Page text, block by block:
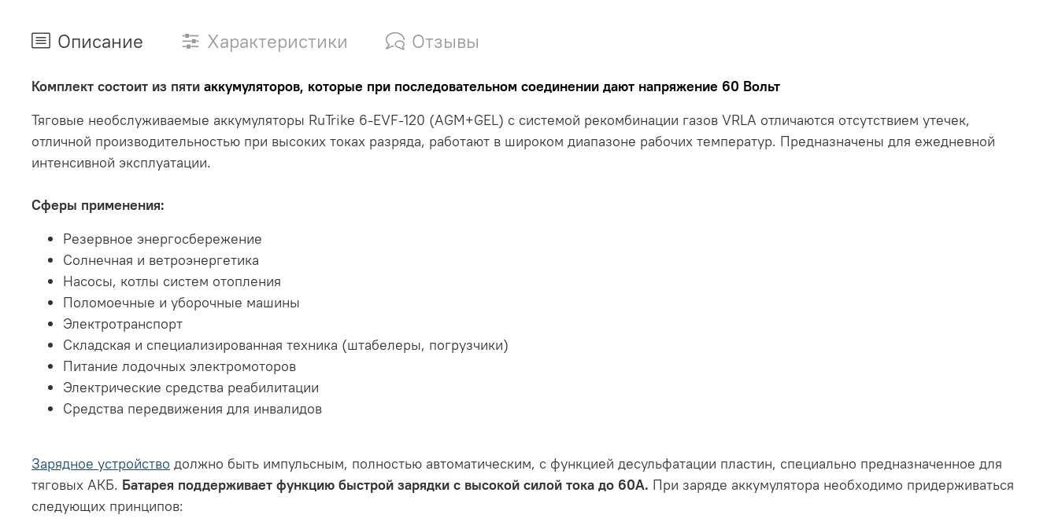
Описание Характеристики Отзывы
Комплект состоит из пяти аккумуляторов, которые при последовательном соединении дают напряжение 60 Вольт
Тяговые необслуживаемые аккумуляторы RuTrike 6-EVF-120 (AGM+GEL) с системой рекомбинации газов VRLA отличаются отсутствием утечек,
отличной производительностью при высоких токах разряда, работают в широком диапазоне рабочих температур. Предназначены для ежедневной
интенсивной эксплуатации.
Сферы применения:
Резервное энергосбережение
Солнечная и ветроэнергетика
Насосы, котлы систем отопления
Поломоечные и уборочные машины
Электротранспорт
Складская и специализированная техника (штабелеры, погрузчики)
Питание лодочных электромоторов
Электрические средства реабилитации
Средства передвижения для инвалидов
Зарядное устройство должно быть импульсным, полностью автоматическим, с функцией десульфатации пластин, специально предназначенное для
тяговых АКБ. Батарея поддерживает функцию быстрой зарядки с высокой силой тока до 60А. При заряде аккумулятора необходимо придерживаться
следующих принципов: